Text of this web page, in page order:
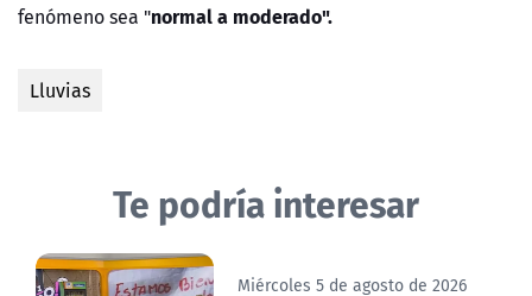
fenómeno sea "normal a moderado".
Lluvias
Te podría interesar
Miércoles 5 de agosto de 2026